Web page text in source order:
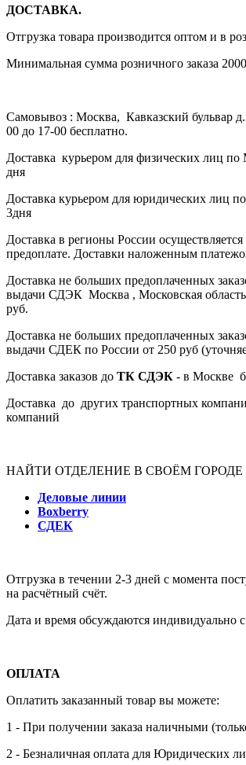
ДОСТАВКА.
Отгрузка товара производится оптом и в
Минимальная сумма розничного заказа
Самовывоз : Москва, Кавказский бульвар
00 до 17-00 бесплатно.
Доставка курьером для физических лиц
дня
Доставка курьером для юридических лиц
3дня
Доставка в регионы России
предоплате. Доставки наложенным
Доставка не больших предоплаченных
выдачи СДЭК Москва , Московская
руб.
Доставка не больших предоплаченных
выдачи СДЕК по России от 250 руб
Доставка заказов до ТК СДЭК - в Москве
Доставка до других транспортных
компаний
НАЙТИ ОТДЕЛЕНИЕ В СВОЁМ ГОРОДЕ
Деловые линии
Boxberry
СДЕК
Отгрузка в течении 2-3 дней с момента
на расчётный счёт.
Дата и время обсуждаются индивидуально
ОПЛАТА
Оплатить заказанный товар вы можете:
1 - При получении заказа наличными
2 - Безналичная оплата для Юридических